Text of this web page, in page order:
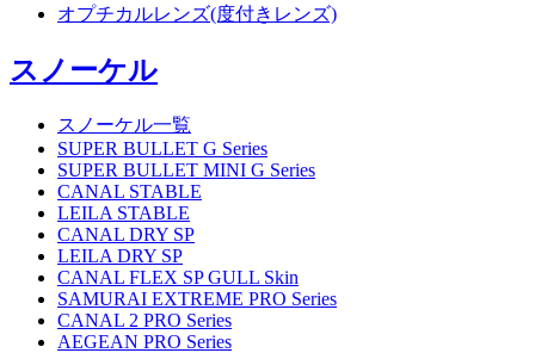
オプチカルレンズ(度付きレンズ)
スノーケル
スノーケル一覧
SUPER BULLET G Series
SUPER BULLET MINI G Series
CANAL STABLE
LEILA STABLE
CANAL DRY SP
LEILA DRY SP
CANAL FLEX SP GULL Skin
SAMURAI EXTREME PRO Series
CANAL 2 PRO Series
AEGEAN PRO Series